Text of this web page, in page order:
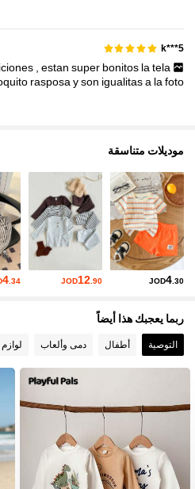
k***5
,estansuper bonitos latela
rasposa yson igualitasa la foto
موديلات متناسقة
JOD4.30
JOD12.90
4 .34
ربما يعجبك هذا أيضاً
التوصية أطفال دمى وألعاب